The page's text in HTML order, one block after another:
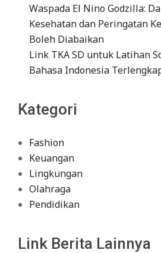
Waspada El Nino Godzilla:
Kesehatan dan Peringatan
Boleh Diabaikan
Link TKA SD untuk Latihan
Bahasa Indonesia
Kategori
Fashion
Keuangan
Lingkungan
Olahraga
Pendidikan
Link Berita Lainnya